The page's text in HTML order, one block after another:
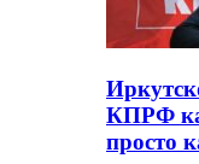
КПРФ
просто